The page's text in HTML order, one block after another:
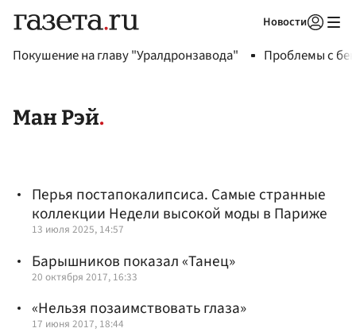
Новости
Покушение на главу "Уралдронзавода" Проблемы с
Ман Рэй
Перья постапокалипсиса. Самые странные
коллекции Недели высокой моды в Париже
13 июля 2025, 14:57
Барышников показал «Танец»
20 октября 2017, 16:33
«Нельзя позаимствовать глаза»
17 июня 2017, 18:44